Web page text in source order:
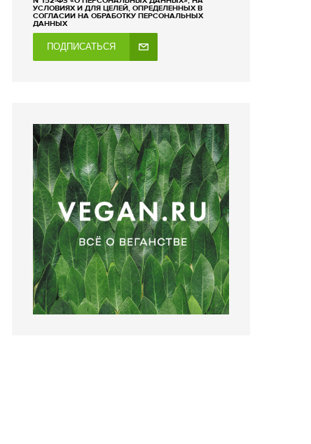
УСЛОВИЯХ И ДЛЯ ЦЕЛЕЙ, ОПРЕДЕЛЕННЫХ В
СОГЛАСИИ НА ОБРАБОТКУ ПЕРСОНАЛЬНЫХ
ДАННЫХ
ПОДПИСАТЬСЯ